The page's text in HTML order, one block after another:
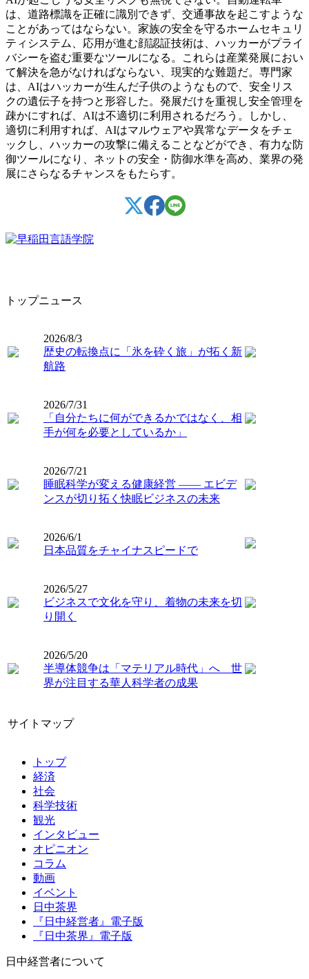
は、道路標識を正確に識別できず、交通事故を起こすような
ことがあってはならない。家族の安全を守るホームセキュリ
ティシステム、応用が進む顔認証技術は、ハッカーがプライ
バシーを盗む重要なツールになる。これらは産業発展におい
て解決を急がなければならない、現実的な難題だ。専門家
は、AIはハッカーが生んだ子供のようなもので、安全リス
クの遺伝子を持つと形容した。発展だけを重視し安全管理を
疎かにすれば、AIは不適切に利用されるだろう。しかし、
適切に利用すれば、AIはマルウェアや異常なデータをチェ
ックし、ハッカーの攻撃に備えることなどができ、有力な防
御ツールになり、ネットの安全 ・ 防御水準を高め、業界の発
展にさらなるチャンスをもたらす。
トップニュース
2026/8/3
歴史の転換点に「氷を砕く旅」が拓く新
航路
2026/7/31
「自分たちに何ができるかではなく、相
手が何を必要としているか」
2026/7/21
睡眠科学が変える健康経営 ―― エビデ
ンスが切り拓く快眠ビジネスの未来
2026/6/1
日本品質をチャイナスピードで
2026/5/27
ビジネスで文化を守り、着物の未来を切
り開く
2026/5/20
半導体競争は「マテリアル時代」へ 世
界が注目する華人科学者の成果
サイトマップ
トップ
経済
社会
科学技術
観光
インタビュー
オピニオン
コラム
動画
イベント
日中茶界
『日中経営者』電子版
『日中茶界』電子版
日中経営者について